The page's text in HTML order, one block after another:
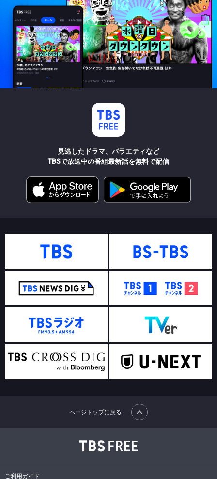
見逃したドラマ、バラエティなど
TBSで放送中の番組最新話を無料で配信
ご利用ガイド
ページトップに戻る